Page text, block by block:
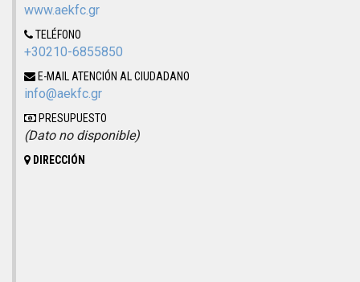
www.aekfc.gr
TELÉFONO
+30210-6855850
E-MAIL ATENCIÓN AL CIUDADANO
info@aekfc.gr
PRESUPUESTO
(Dato no disponible)
DIRECCIÓN